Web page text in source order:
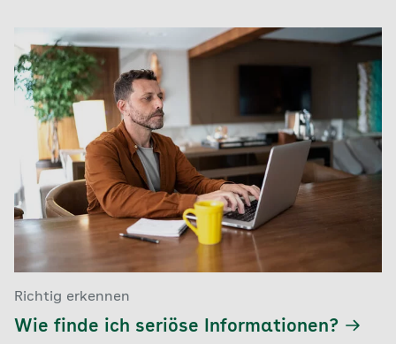
Richtig erkennen
Wie finde ich seriöse Informationen?